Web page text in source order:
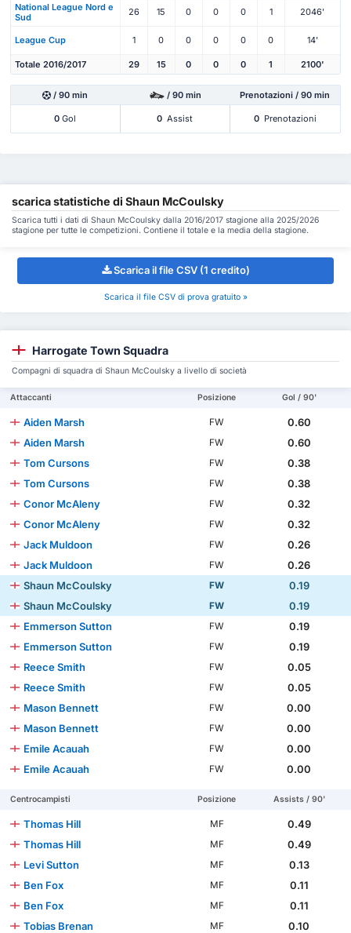
National League Nord e
Sud
26 15 0 0 0 1 2046'
League Cup 1 0 0 0 0 0 14'
Totale 2016/2017 29 15 0 0 0 1 2100'
/ 90 min / 90 min Prenotazioni / 90 min
0 Gol 0 Assist 0 Prenotazioni
scarica statistiche di Shaun McCoulsky
Scarica tutti i dati di Shaun McCoulsky dalla 2016/2017 stagione alla 2025/2026
stagione per tutte le competizioni. Contiene il totale e la media della stagione.
Scarica il file CSV (1 credito)
Scarica il file CSV di prova gratuito »
Harrogate Town Squadra
Compagni di squadra di Shaun McCoulsky a livello di società
Attaccanti Posizione Gol / 90'
Aiden Marsh FW
0.60
Aiden Marsh
FW
0.60
Tom Cursons
FW
0.38
Tom Cursons
FW
0.38
Conor McAleny
FW
0.32
Conor McAleny
FW
0.32
Jack Muldoon
FW
0.26
Jack Muldoon
FW
0.26
Shaun McCoulsky
FW
0.19
Shaun McCoulsky
FW
0.19
Emmerson Sutton
FW
0.19
Emmerson Sutton
FW
0.19
Reece Smith
FW
0.05
Reece Smith
FW
0.05
Mason Bennett
FW
0.00
Mason Bennett
FW
0.00
Emile Acauah
FW
0.00
Emile Acauah
FW 0.00
Centrocampisti Posizione Assists / 90'
Thomas Hill MF
0.49
Thomas Hill
MF
0.49
Levi Sutton
MF
0.13
Ben Fox
MF
0.11
Ben Fox
MF
0.11
Tobias Brenan
MF 0.10